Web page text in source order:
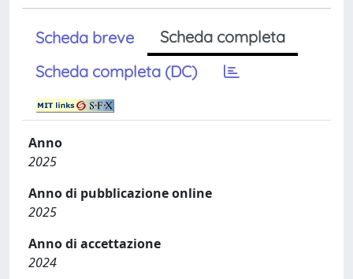
Scheda breve
Scheda completa
Scheda completa (DC)
Anno
2025
Anno di pubblicazione online
2025
Anno di accettazione
2024